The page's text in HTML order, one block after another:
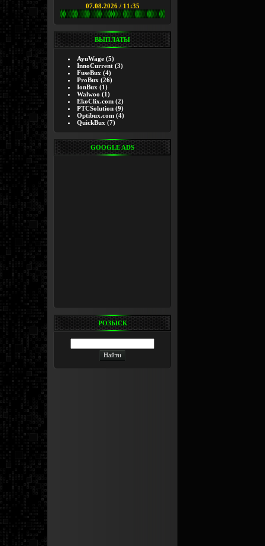
07.08.2026 / 11:35
ВЫПЛАТЫ
AyuWage (5)
InnoCurrent (3)
FuseBux (4)
ProBux (26)
IonBux (1)
Walwoo (1)
EkoClix.com (2)
PTCSolution (9)
Optibux.com (4)
QuickBux (7)
GOOGLE ADS
РОЗЫСК